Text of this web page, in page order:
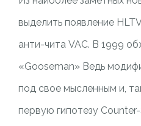
выделить появление
анти-чита VAC. В 1999
«Gooseman» Ведь
под свое мысленным и,
первую гипотезу